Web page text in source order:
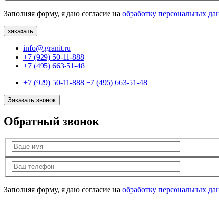
Заполняя форму, я даю согласие на обработку персональных
info@igranit.ru
+7 (929) 50-11-888
+7 (495) 663-51-48
+7 (929) 50-11-888 +7 (495) 663-51-48
Заказать звонок
Обратный звонок
Заполняя форму, я даю согласие на обработку персональных